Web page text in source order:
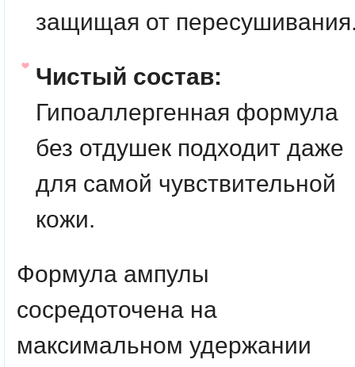
защищая от
Чистый состав:
Гипоаллергенная формула
без отдушек подходит даже
для самой чувствительной
кожи.
Формула ампулы
сосредоточена на
максимальном удержании